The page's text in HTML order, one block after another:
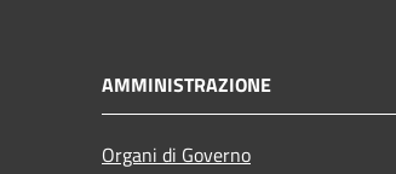
AMMINISTRAZIONE
Organi di Governo